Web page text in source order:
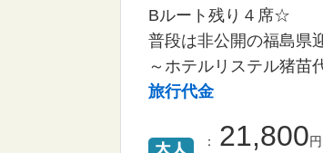
Bルート残り４席☆
普段は非公開の福島県
～ホテルリステル猪苗
旅行代金
： 21,800円